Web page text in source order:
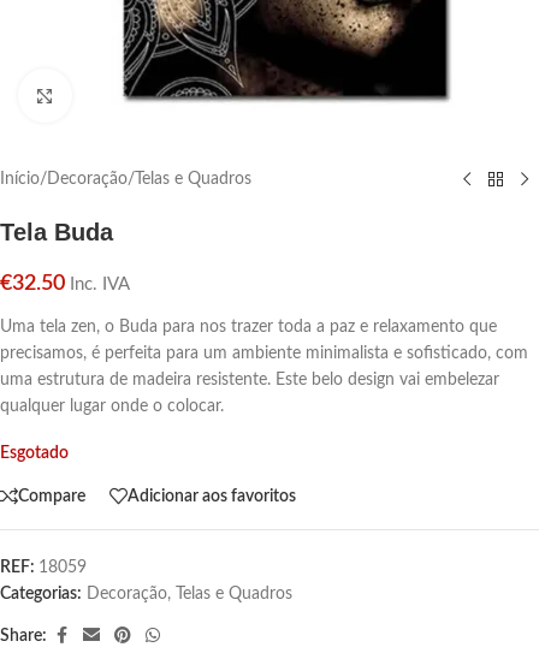
Click para aumentar
Início/ Decoração/ Telas e Quadros
Tela Buda
€32.50 Inc. IVA
Uma tela zen, o Buda para nos trazer toda a paz e relaxamento que
precisamos, é perfeita para um ambiente minimalista e sofisticado, com
uma estrutura de madeira resistente. Este belo design vai embelezar
qualquer lugar onde o colocar.
Esgotado
Compare Adicionar aos favoritos
REF: 18059
Categorias: Decoração, Telas e Quadros
Share: